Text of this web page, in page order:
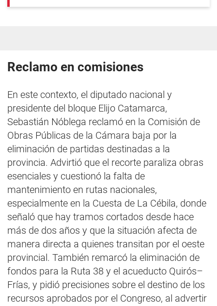
Reclamo en comisiones
En este contexto, el diputado nacional y
presidente del bloque Elijo Catamarca,
Sebastián Nóblega reclamó en la Comisión de
Obras Públicas de la Cámara baja por la
eliminación de partidas destinadas a la
provincia. Advirtió que el recorte paraliza obras
esenciales y cuestionó la falta de
mantenimiento en rutas nacionales,
especialmente en la Cuesta de La Cébila, donde
señaló que hay tramos cortados desde hace
más de dos años y que la situación afecta de
manera directa a quienes transitan por el oeste
provincial. También remarcó la eliminación de
fondos para la Ruta 38 y el acueducto Quirós–
Frías, y pidió precisiones sobre el destino de los
recursos aprobados por el Congreso, al advertir